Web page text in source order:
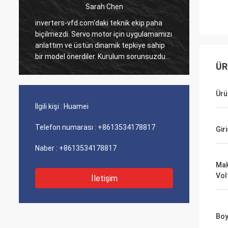
Sarah Chen
inverters-vfd.com'daki teknik ekip paha
biçilmezdi. Servo motor için uygulamamızı
anlattım ve üstün dinamik tepkiye sahip
bir model önerdiler. Kurulum sorunsuzdu
ve hassasiyet döngü sürelerimizi
İlgili kişi : Huamei
Telefon numarası : +8613534178817
Naber : +8613534178817
İletişim